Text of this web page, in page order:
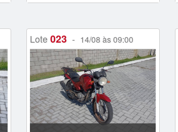
Lote 023 - 14/08 às 09:00